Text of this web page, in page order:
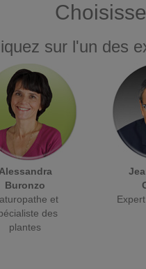
sur l'un des
Alessandra
Buronzo
et
des
plantes